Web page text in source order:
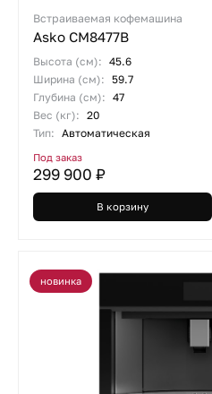
Встраиваемая кофемашина
Asko CM8477B
Высота (см): 45.6
Ширина (см): 59.7
Глубина (см): 47
Вес (кг): 20
Тип: Автоматическая
Под заказ
299 900 ₽
В корзину
новинка